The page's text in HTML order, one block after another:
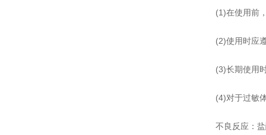
(1)在使用前，
(2)使用时应遵
(3)长期使用时
(4)对于过敏体
不良反应：盐酸